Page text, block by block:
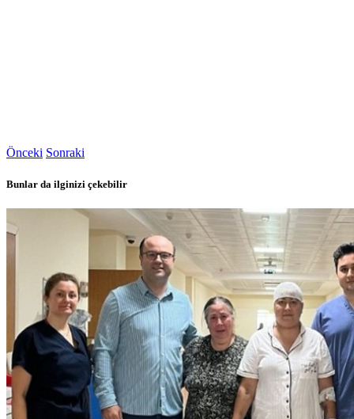
Önceki Sonraki
Bunlar da ilginizi çekebilir